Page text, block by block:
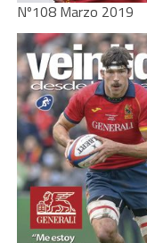
Nº108 Marzo 2019